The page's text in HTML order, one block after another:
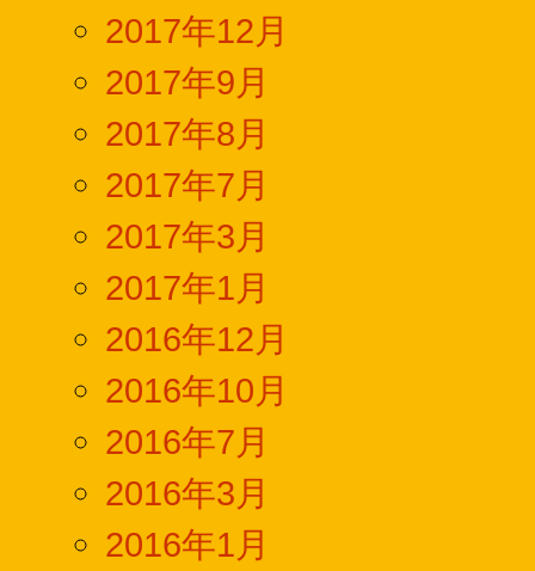
2017年12月
2017年9月
2017年8月
2017年7月
2017年3月
2017年1月
2016年12月
2016年10月
2016年7月
2016年3月
2016年1月